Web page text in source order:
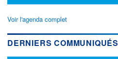
Voir l'agenda complet
DERNIERS COMMUNIQUÉS